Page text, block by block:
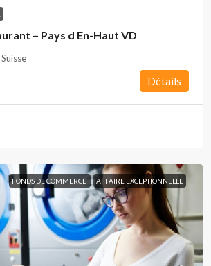
– Pays d En-Haut VD
Détails
FONDS DE COMMERCE AFFAIRE EXCEPTIONNELLE